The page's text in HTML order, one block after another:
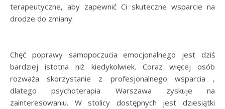
terapeutyczne, aby zapewnić Ci skuteczne wsparcie na
drodze do zmiany.
Chęć poprawy samopoczucia emocjonalnego jest dziś
bardziej istotna niż kiedykolwiek. Coraz więcej osób
rozważa skorzystanie z profesjonalnego wsparcia ,
dlatego psychoterapia Warszawa zyskuje na
zainteresowaniu. W stolicy dostępnych jest dziesiątki